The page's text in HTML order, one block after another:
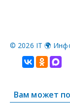
© 2026 IT 🌍
Вам может